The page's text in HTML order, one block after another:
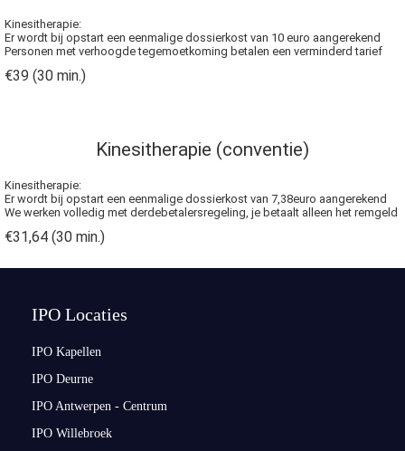
Kinesitherapie:
Er wordt bij opstart een eenmalige dossierkost van 10 euro aangerekend
Personen met verhoogde tegemoetkoming betalen een verminderd tarief
€39 (30 min.)
Kinesitherapie (conventie)
Kinesitherapie:
Er wordt bij opstart een eenmalige dossierkost van 7,38euro aangerekend
We werken volledig met derdebetalersregeling, je betaalt alleen het remgeld
€31,64 (30 min.)
IPO Locaties
IPO Kapellen
IPO Deurne
IPO Antwerpen - Centrum
IPO Willebroek